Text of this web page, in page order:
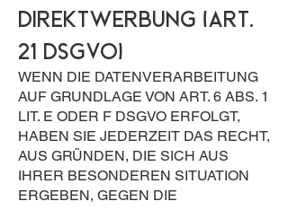
Direktwerbung (Art.
21 DSGVO)
WENN DIE DATENVERARBEITUNG
AUF GRUNDLAGE VON ART. 6 ABS. 1
LIT. E ODER F DSGVO ERFOLGT,
HABEN SIE JEDERZEIT DAS RECHT,
AUS GRÜNDEN, DIE SICH AUS
IHRER BESONDEREN SITUATION
ERGEBEN, GEGEN DIE